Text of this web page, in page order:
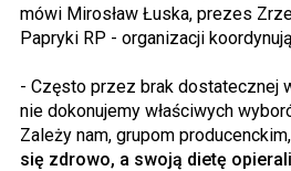
mówi Mirosław Łuska, prezes
Papryki RP - organizacji
- Często przez brak dostatecznej
nie dokonujemy właściwych
Zależy nam, grupom producenckim,
się zdrowo, a swoją dietę